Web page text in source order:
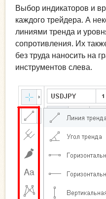
Выбор индикаторов и
каждого трейдера. А
линиями тренда и
сопротивления. Их
без труда наносить на
инструментов слева.